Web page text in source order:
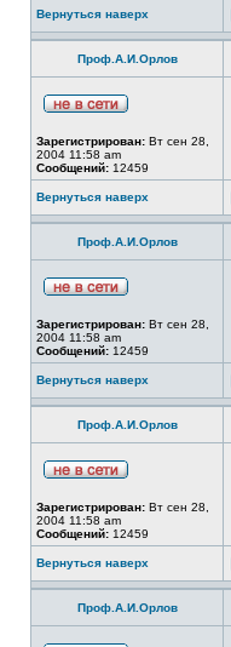
Вернуться наверх
Проф.А.И.Орлов
Зарегистрирован: Вт сен 28,
2004 11:58 am
Сообщений: 12459
Вернуться наверх
Проф.А.И.Орлов
Зарегистрирован: Вт сен 28,
2004 11:58 am
Сообщений: 12459
Вернуться наверх
Проф.А.И.Орлов
Зарегистрирован: Вт сен 28,
2004 11:58 am
Сообщений: 12459
Вернуться наверх
Проф.А.И.Орлов